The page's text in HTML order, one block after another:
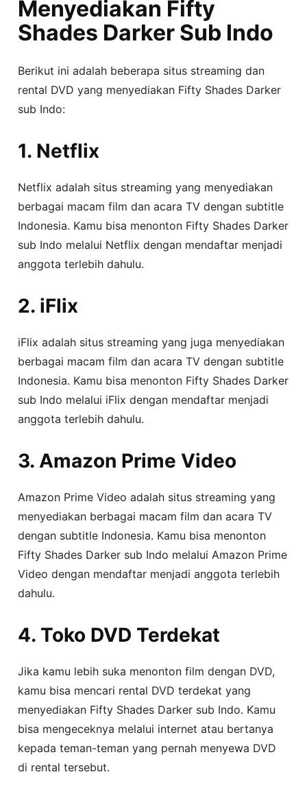
Menyediakan Fifty
Shades Darker Sub Indo
Berikut ini adalah beberapa situs streaming dan
rental DVD yang menyediakan Fifty Shades Darker
sub Indo:
1. Netflix
Netflix adalah situs streaming yang menyediakan
berbagai macam film dan acara TV dengan subtitle
Indonesia. Kamu bisa menonton Fifty Shades Darker
sub Indo melalui Netflix dengan mendaftar menjadi
anggota terlebih dahulu.
2. iFlix
iFlix adalah situs streaming yang juga menyediakan
berbagai macam film dan acara TV dengan subtitle
Indonesia. Kamu bisa menonton Fifty Shades Darker
sub Indo melalui iFlix dengan mendaftar menjadi
anggota terlebih dahulu.
3. Amazon Prime Video
Amazon Prime Video adalah situs streaming yang
menyediakan berbagai macam film dan acara TV
dengan subtitle Indonesia. Kamu bisa menonton
Fifty Shades Darker sub Indo melalui Amazon Prime
Video dengan mendaftar menjadi anggota terlebih
dahulu.
4. Toko DVD Terdekat
Jika kamu lebih suka menonton film dengan DVD,
kamu bisa mencari rental DVD terdekat yang
menyediakan Fifty Shades Darker sub Indo. Kamu
bisa mengeceknya melalui internet atau bertanya
kepada teman-teman yang pernah menyewa DVD
di rental tersebut.